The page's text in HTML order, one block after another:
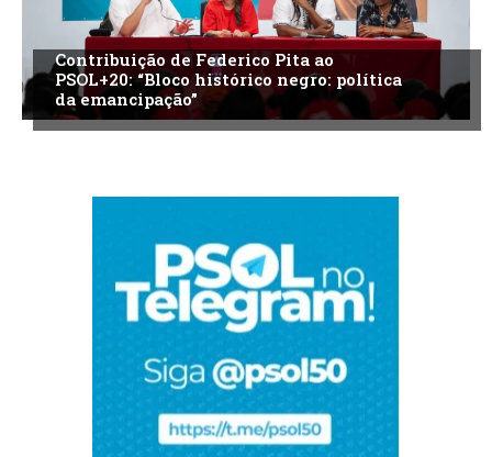
Contribuição de Federico Pita ao
PSOL+20: “Bloco histórico negro: política
da emancipação”